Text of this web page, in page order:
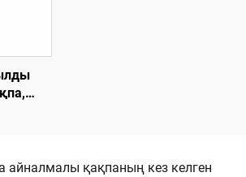
үшін
айналмалы қақпаның кез келген